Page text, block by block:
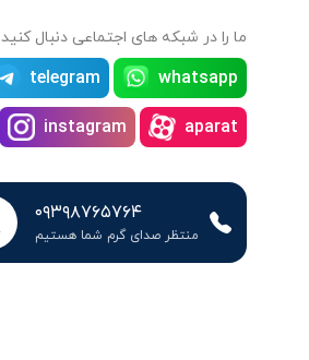
ما را در شبکه های اجتماعی دنبال کنید
whatsapp
telegram
aparat
instagram
۰۹۳۹۸۷۶۵۷۶۴
منتظر صدای گرم شما هستیم